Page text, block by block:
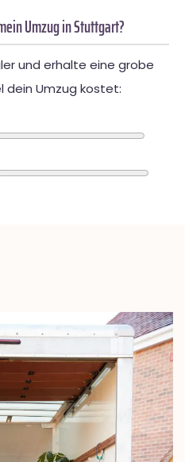
Umzug in Stuttgart?
und erhalte eine grobe
dein Umzug kostet: